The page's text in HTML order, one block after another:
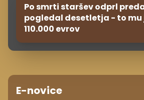
Po smrti staršev odprl
pogledal desetletja - to mu
110.000 evrov
E-novice